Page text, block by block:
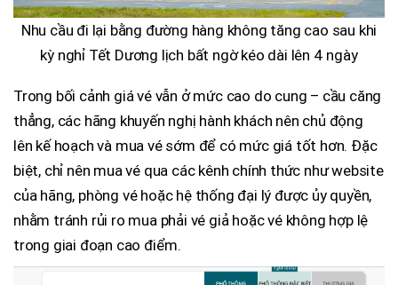
Nhu cầu đi lại bằng đường hàng không tăng cao sau khi
kỳ nghỉ Tết Dương lịch bất ngờ kéo dài lên 4 ngày
Trong bối cảnh giá vé vẫn ở mức cao do cung – cầu căng
thẳng, các hãng khuyến nghị hành khách nên chủ động
lên kế hoạch và mua vé sớm để có mức giá tốt hơn. Đặc
biệt, chỉ nên mua vé qua các kênh chính thức như website
của hãng, phòng vé hoặc hệ thống đại lý được ủy quyền,
nhằm tránh rủi ro mua phải vé giả hoặc vé không hợp lệ
trong giai đoạn cao điểm.